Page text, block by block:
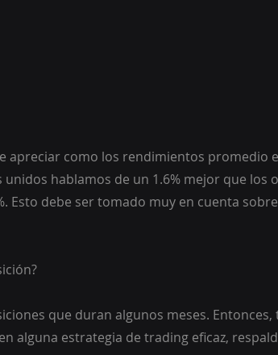
apreciar como los rendimientos promedio
unidos hablamos de un 1.6% mejor que los
Esto debe ser tomado muy en cuenta
que duran algunos meses.
alguna estrategia de trading eficaz,